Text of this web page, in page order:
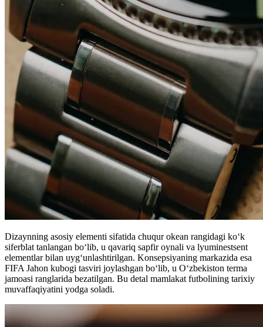
Dizaynning asosiy elementi sifatida chuqur okean rangidagi ko‘k
siferblat tanlangan bo‘lib, u qavariq sapfir oynali va lyuminestsent
elementlar bilan uyg‘unlashtirilgan. Konsepsiyaning markazida esa
FIFA Jahon kubogi tasviri joylashgan bo‘lib, u O‘zbekiston terma
jamoasi ranglarida bezatilgan. Bu detal mamlakat futbolining tarixiy
muvaffaqiyatini yodga soladi.